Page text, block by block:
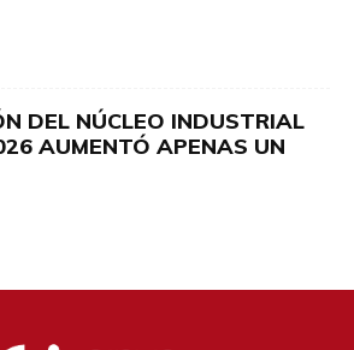
DEL NÚCLEO INDUSTRIAL
AUMENTÓ APENAS UN